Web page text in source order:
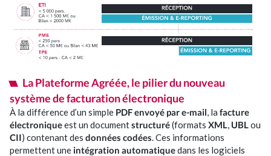
La Plateforme Agréée, le pilier du nouveau
système de facturation électronique
À la différence d’un simple PDF envoyé par e-mail, la facture
électroniqueest un documentstructuré(formats XML, UBLou
CII) contenant des données codées. Ces informations
permettent une intégration automatiquedans les logiciels